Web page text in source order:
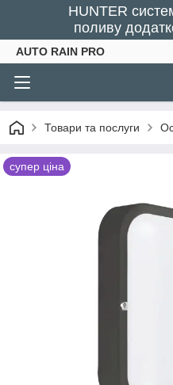
HUNTER
поливу
AUTO RAIN PRO
Товари та послуги
супер ціна